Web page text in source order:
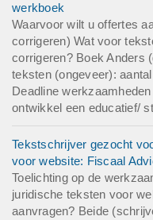
werkboek
Waarvoor wilt u offertes
corrigeren) Wat voor
corrigeren? Boek Anders
teksten (ongeveer):
Deadline
ontwikkel een educatief/
Tekstschrijver gezocht
voor website: Fiscaal
Toelichting op de
juridische teksten voor
aanvragen? Beide